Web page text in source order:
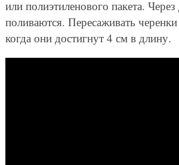
или полиэтиленового пакета.
поливаются. Пересаживать
когда они достигнут 4 см в длину.